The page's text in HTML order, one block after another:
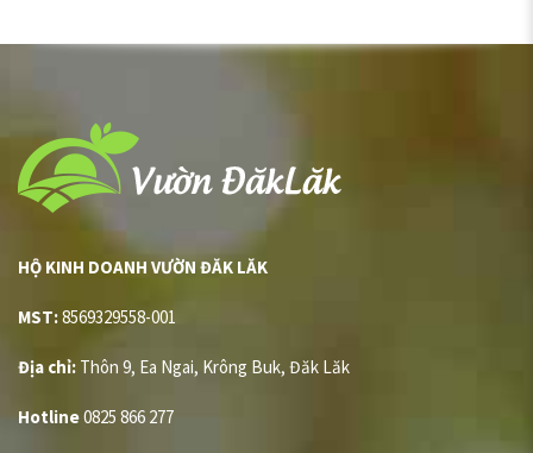
HỘ KINH DOANH VƯỜN ĐĂK LĂK
MST:8569329558-001
Địa chỉ: Thôn 9, Ea Ngai, Krông Buk, Đăk Lăk
Hotline0825 866 277